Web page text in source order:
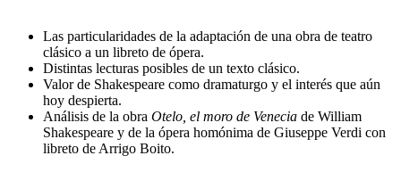
Las particularidades de la adaptación de una obra de teatro
clásico a un libreto de ópera.
Distintas lecturas posibles de un texto clásico.
Valor de Shakespeare como dramaturgo y el interés que aún
hoy despierta.
Análisis de la obra Otelo, el moro de Venecia de William
Shakespeare y de la ópera homónima de Giuseppe Verdi con
libreto de Arrigo Boito.